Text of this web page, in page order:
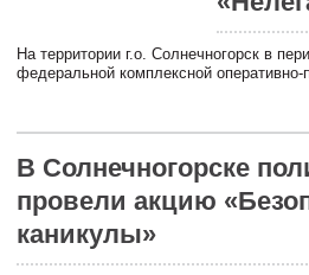
На территории г.о. Солнечногорск в
федеральной комплексной
В Солнечногорске
провели акцию
каникулы»